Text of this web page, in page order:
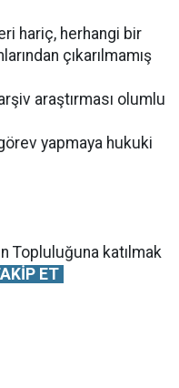
hariç, herhangi bir
çıkarılmamış
araştırması olumlu
yapmaya hukuki
Topluluğuna katılmak
ET